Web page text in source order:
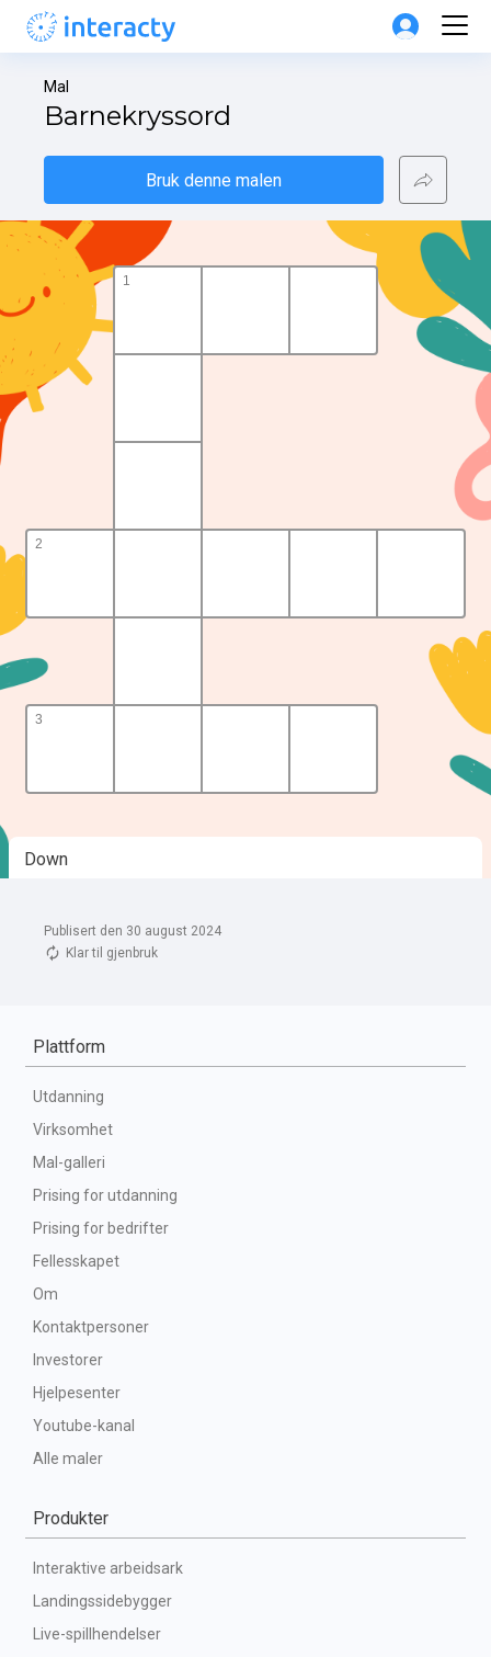
Publisert den 30 august 2024
Klar til gjenbruk
Mal
Barnekryssord
Bruk denne malen
Plattform
Utdanning
Virksomhet
Mal-galleri
Prising for utdanning
Prising for bedrifter
Fellesskapet
Om
Kontaktpersoner
Investorer
Hjelpesenter
Youtube-kanal
Alle maler
Produkter
Interaktive arbeidsark
Landingssidebygger
Live-spillhendelser